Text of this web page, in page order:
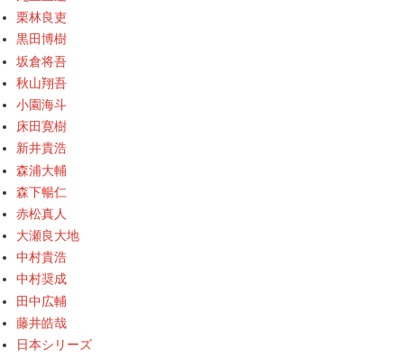
栗林良吏
黒田博樹
坂倉将吾
秋山翔吾
小園海斗
床田寛樹
新井貴浩
森浦大輔
森下暢仁
赤松真人
大瀬良大地
中村貴浩
中村奨成
田中広輔
藤井皓哉
日本シリーズ